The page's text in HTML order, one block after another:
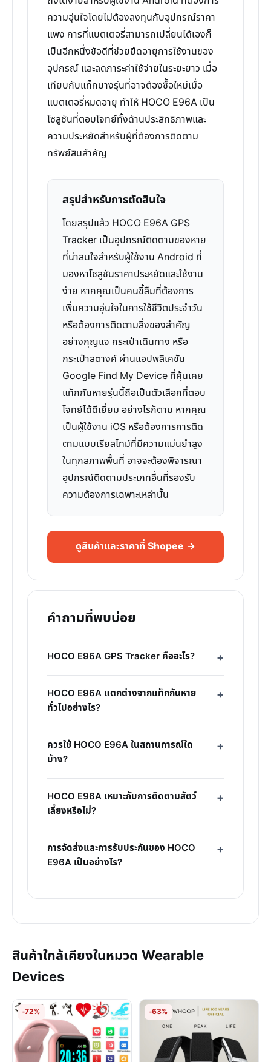
ความอุ่นใจโดยไม่ต้องลงทุนกับอุปกรณ์ราคา
แพง การที่แบตเตอรี่สามารถเปลี่ยนได้เองก็
เป็นอีกหนึ่งข้อดีที่ช่วยยืดอายุการใช้งานของ
อุปกรณ์ และลดภาระค่าใช้จ่ายในระยะยาว เมื่อ
เทียบกับแท็กบางรุ่นที่อาจต้องซื้อใหม่เมื่อ
แบตเตอรี่หมดอายุ ทำให้ HOCO E96A เป็น
โซลูชันที่ตอบโจทย์ทั้งด้านประสิทธิภาพและ
ความประหยัดสำหรับผู้ที่ต้องการติดตาม
ทรัพย์สินสำคัญ
สรุปสำหรับการตัดสินใจ
โดยสรุปแล้ว HOCO E96A GPS
Tracker เป็นอุปกรณ์ติดตามของหาย
ที่น่าสนใจสำหรับผู้ใช้งาน Android ที่
มองหาโซลูชันราคาประหยัดและใช้งาน
ง่าย หากคุณเป็นคนขี้ลืมที่ต้องการ
เพิ่มความอุ่นใจในการใช้ชีวิตประจำวัน
หรือต้องการติดตามสิ่งของสำคัญ
อย่างกุญแจ กระเป๋าเดินทาง หรือ
กระเป๋าสตางค์ ผ่านแอปพลิเคชัน
Google Find My Device ที่คุ้นเคย
แท็กกันหายรุ่นนี้ถือเป็นตัวเลือกที่ตอบ
โจทย์ได้ดีเยี่ยม อย่างไรก็ตาม หากคุณ
เป็นผู้ใช้งาน iOS หรือต้องการการติด
ตามแบบเรียลไทม์ที่มีความแม่นยำสูง
ในทุกสภาพพื้นที่ อาจจะต้องพิจารณา
อุปกรณ์ติดตามประเภทอื่นที่รองรับ
ความต้องการเฉพาะเหล่านั้น
ดูสินค้าและราคาที่ Shopee →
คำถามที่พบบ่อย
HOCO E96A GPS Tracker คืออะไร?
HOCO E96A แตกต่างจากแท็กกันหาย
ทั่วไปอย่างไร?
ควรใช้ HOCO E96A ในสถานการณ์ใด
บ้าง?
HOCO E96A เหมาะกับการติดตามสัตว์
เลี้ยงหรือไม่?
การจัดส่งและการรับประกันของ HOCO
E96A เป็นอย่างไร?
สินค้าใกล้เคียงในหมวด Wearable
Devices
-72% -63%